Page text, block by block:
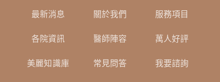
最新消息 關於我們 服務項目
各院資訊 醫師陣容 萬人好評
美麗知識庫 常見問答 我要諮詢